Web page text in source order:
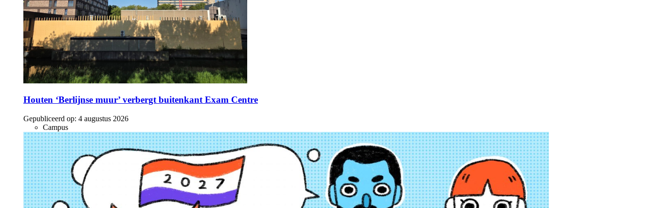
Houten ‘Berlijnse muur’ verbergt buitenkant Exam Centre
Gepubliceerd op: 4 augustus 2026
Campus